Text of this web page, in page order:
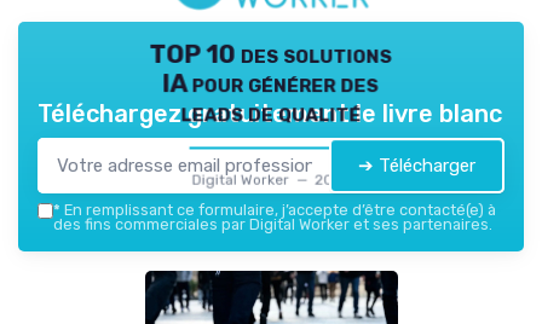
TOP 10 des solutions
IA pour générer des
leads de qualité
Digital Worker — 2026
Téléchargez gratuitement le livre blanc
➔ Télécharger
* En remplissant ce formulaire, j’accepte d’être contacté(e) à
des fins commerciales par Digital Worker et ses partenaires.